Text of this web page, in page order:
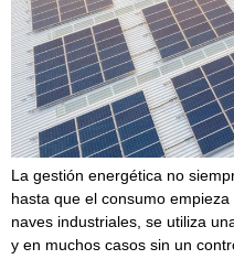
La gestión energética no
hasta que el consumo
naves industriales, se utiliza
y en muchos casos sin un